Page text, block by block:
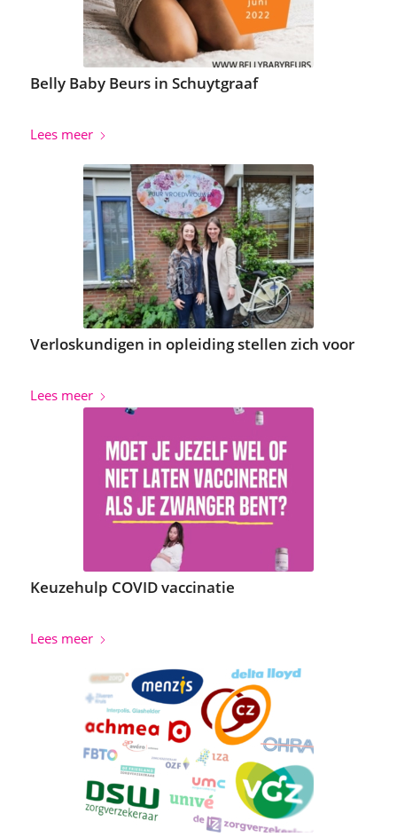
Belly Baby Beurs in Schuytgraaf
Lees meer
Verloskundigen in opleiding stellen zich voor
Lees meer
Keuzehulp COVID vaccinatie
Lees meer